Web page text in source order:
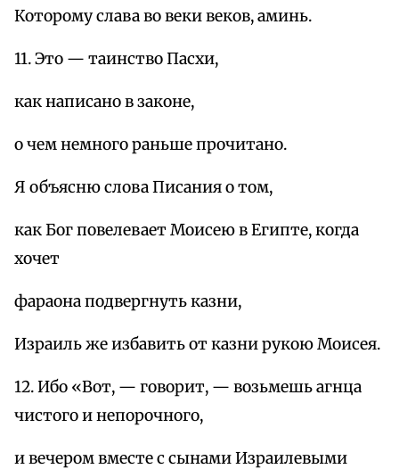
Которому слава во веки веков, аминь.
11. Это — таинство Пасхи,
как написано в законе,
о чем немного раньше прочитано.
Я объясню слова Писания о том,
как Бог повелевает Моисею в Египте, когда
хочет
фараона подвергнуть казни,
Израиль же избавить от казни рукою Моисея.
12. Ибо «Вот, — говорит, — возьмешь агнца
чистого и непорочного,
и вечером вместе с сынами Израилевыми